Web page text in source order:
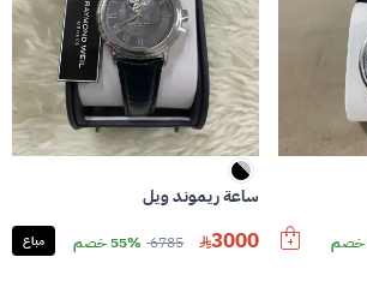
ساعة ريموند ويل
3000
6785 55% خصم مباع